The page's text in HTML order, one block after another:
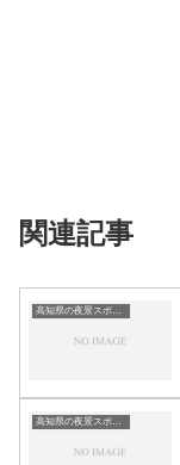
関連記事
高知県の夜景スポット一覧
高知県の夜景スポット一覧